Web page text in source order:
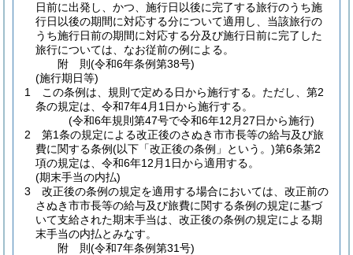
日前に出発し、かつ、施行日以後に完了する旅行のうち施
行日以後の期間に対応する分について適用し、当該旅行の
うち施行日前の期間に対応する分及び施行日前に完了した
旅行については、なお従前の例による。
附 則(令和6年条例第38号)
(施行期日等)
1
この条例は、規則で定める日から施行する。 ただし、第2
条の規定は、令和7年4月1日から施行する。
(令和6年規則第47号で令和6年12月27日から施行)
2
第1条の規定による改正後のさぬき市市長等の給与及び旅
費に関する条例(以下「改正後の条例」という。)第6条第2
項の規定は、令和6年12月1日から適用する。
(期末手当の内払)
3
改正後の条例の規定を適用する場合においては、改正前の
さぬき市市長等の給与及び旅費に関する条例の規定に基づ
いて支給された期末手当は、改正後の条例の規定による期
末手当の内払とみなす。
附 則(令和7年条例第31号)